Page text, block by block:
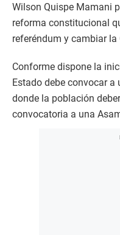
Wilson Quispe Mamani
reforma constitucional
referéndum y cambiar la
Conforme dispone la
Estado debe convocar
donde la población
convocatoria a una